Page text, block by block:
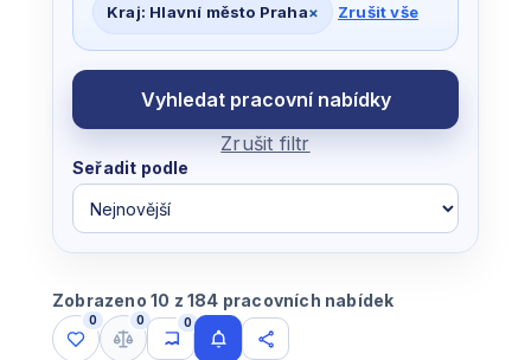
Kraj: Hlavní město Praha× Zrušit vše
Vyhledat pracovní nabídky
Zrušit filtr
Seřadit podle
Zobrazeno 10 z 184 pracovních nabídek
Uložené nabídky
0
Porovnat nabídky
0
Moje hledání
0
Upozornit na nové
Sdílet výběr